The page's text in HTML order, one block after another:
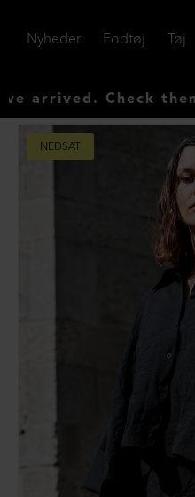
Nyheder Fodtøj Tøj
Check them out now
NEDSAT